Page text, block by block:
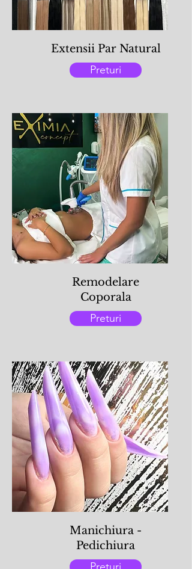
Extensii Par Natural
Preturi
Remodelare
Coporala
Preturi
Manichiura -
Pedichiura